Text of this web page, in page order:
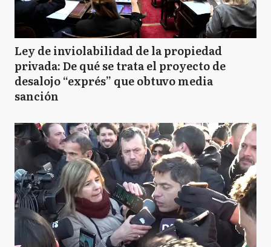
Ley de inviolabilidad de la propiedad
privada: De qué se trata el proyecto de
desalojo “exprés” que obtuvo media
sanción